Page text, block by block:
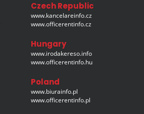
Czech Republic
www.kancelareinfo.cz
www.officerentinfo.cz
Hungary
www.irodakereso.info
www.officerentinfo.hu
Poland
www.biurainfo.pl
www.officerentinfo.pl